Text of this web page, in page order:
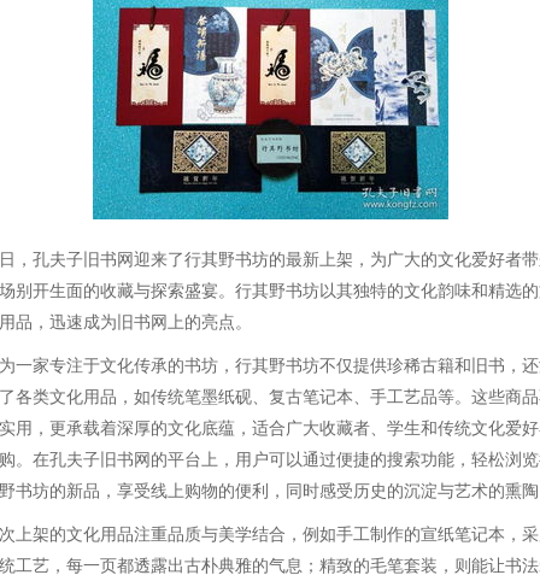
，孔夫子旧书网迎来了行其野书坊的最新上架，为广大的文化爱好者
别开生面的收藏与探索盛宴。行其野书坊以其独特的文化韵味和精选
品，迅速成为旧书网上的亮点。
一家专注于文化传承的书坊，行其野书坊不仅提供珍稀古籍和旧书，
各类文化用品，如传统笔墨纸砚、复古笔记本、手工艺品等。这些商
用，更承载着深厚的文化底蕴，适合广大收藏者、学生和传统文化爱
。在孔夫子旧书网的平台上，用户可以通过便捷的搜索功能，轻松浏
书坊的新品，享受线上购物的便利，同时感受历史的沉淀与艺术的熏
上架的文化用品注重品质与美学结合，例如手工制作的宣纸笔记本，
工艺，每一页都透露出古朴典雅的气息；精致的毛笔套装，则能让书